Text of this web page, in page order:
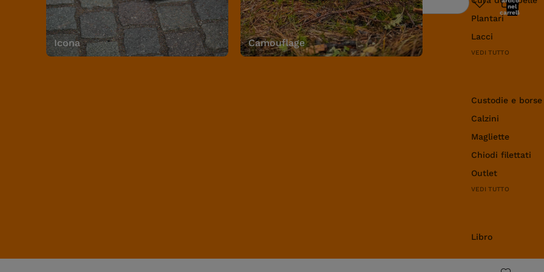
Icona Camouflage
Plantari
Lacci
VEDI TUTTO
Custodie e
Calzini
Magliette
Chiodi filettati
Outlet
VEDI TUTTO
Libro
Ricerca
nel
carrello: